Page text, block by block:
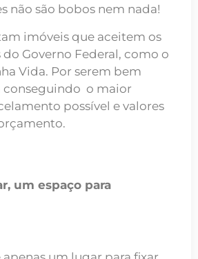
não são bobos nem nada!
imóveis que aceitem os
Governo Federal, como o
Vida. Por serem bem
conseguindo o maior
possível e valores
um espaço para